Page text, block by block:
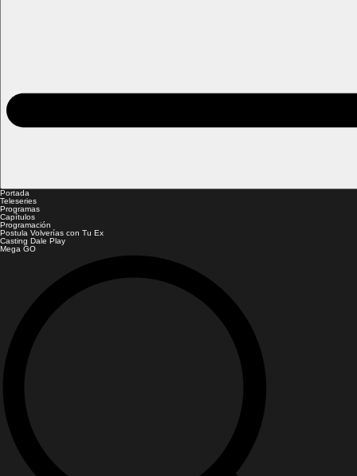
Portada
Teleseries
Programas
Capítulos
Programación
Postula Volverías con Tu Ex
Casting Dale Play
Mega GO